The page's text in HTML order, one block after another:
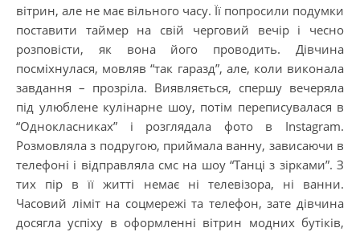
вітрин, але не має вільного часу. Її попросили подумки
поставити таймер на свій черговий вечір і чесно
розповісти, як вона його проводить. Дівчина
посміхнулася, мовляв “так гаразд”, але, коли виконала
завдання – прозріла. Виявляється, спершу вечеряла
під улюблене кулінарне шоу, потім переписувалася в
“Однокласниках” і розглядала фото в Instagram.
Розмовляла з подругою, приймала ванну, зависаючи в
телефоні і відправляла смс на шоу “Танці з зірками”. З
тих пір в її житті немає ні телевізора, ні ванни.
Часовий ліміт на соцмережі та телефон, зате дівчина
досягла успіху в оформленні вітрин модних бутіків,